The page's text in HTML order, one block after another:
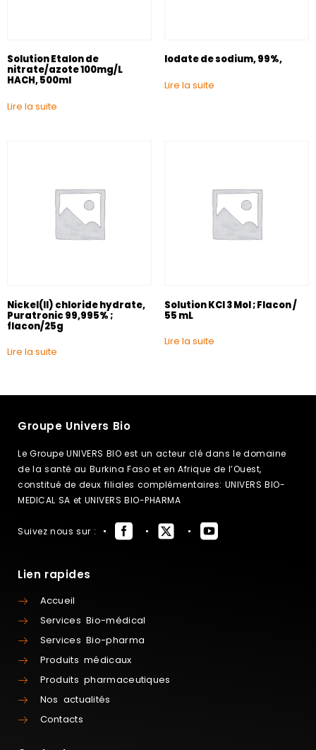
Solution Etalon de
nitrate/azote 100mg/L
HACH, 500ml
Lire la suite
Iodate de sodium, 99%,
Lire la suite
Nickel(II) chloride hydrate,
Puratronic 99,995% ;
flacon/25g
Lire la suite
Solution KCl 3 Mol ; Flacon /
55 mL
Lire la suite
Groupe Univers Bio
Le Groupe UNIVERS BIO est un acteur clé dans le domaine
de la santé au Burkina Faso et en Afrique de l’Ouest,
constitué de deux filiales complémentaires: UNIVERS BIO-
MEDICAL SA et UNIVERS BIO-PHARMA
Suivez nous sur :
Lien rapides
Accueil
Services Bio-médical
Services Bio-pharma
Produits médicaux
Produits pharmaceutiques
Nos actualités
Contacts